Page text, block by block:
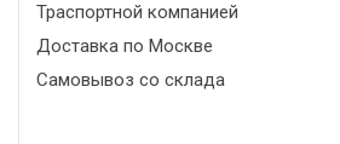
Траспортной компанией
Доставка по Москве
Самовывоз со склада